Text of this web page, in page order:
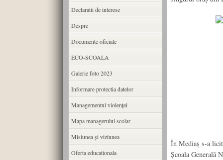
În Mediaş s-a
Şcoala Generală
Declaratii de interese
Despre
Documente oficiale
ECO-SCOALA
Galerie foto 2023
Informare protectia datelor
Managementul violenței
Mapa managerului scolar
Misiunea şi viziunea
Oferta educationala